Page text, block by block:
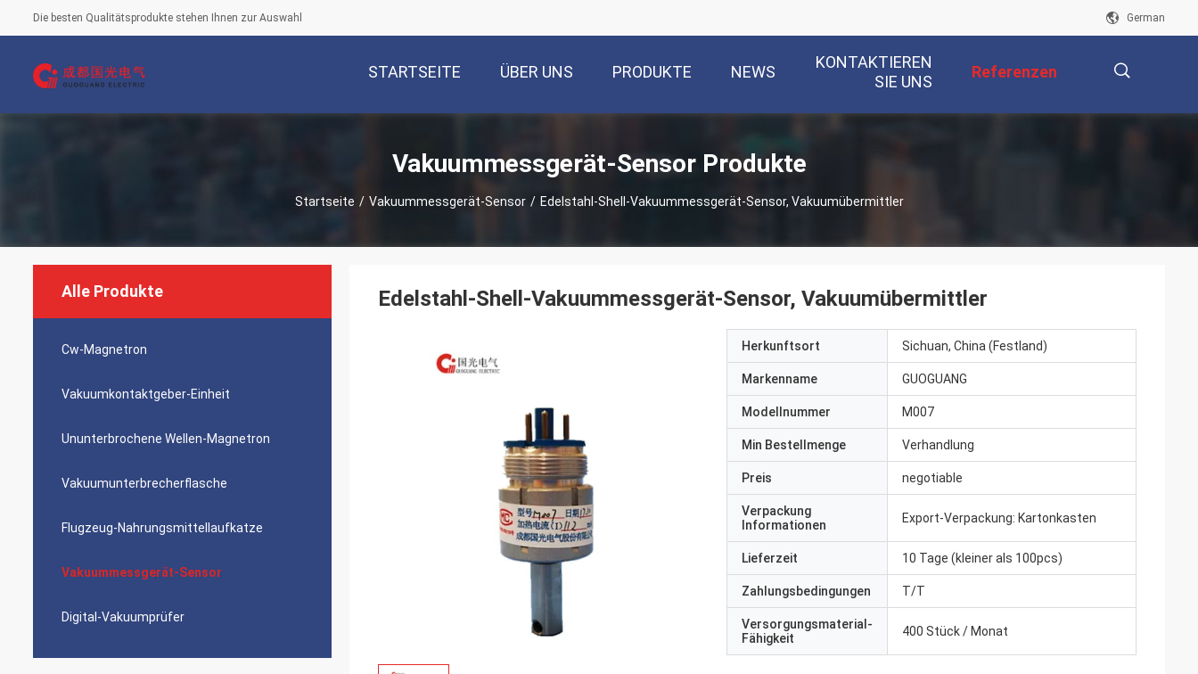
Die besten Qualitätsprodukte stehen Ihnen zur Auswahl German
STARTSEITE ÜBER UNS PRODUKTE NEWS
KONTAKTIEREN
SIE UNS
Referenzen
Vakuummessgerät-Sensor Produkte
Startseite / Vakuummessgerät-Sensor / Edelstahl-Shell-Vakuummessgerät-Sensor, Vakuumübermittler
Alle Produkte
Cw-Magnetron
Vakuumkontaktgeber-Einheit
Ununterbrochene Wellen-Magnetron
Vakuumunterbrecherflasche
Flugzeug-Nahrungsmittellaufkatze
Vakuummessgerät-Sensor
Digital-Vakuumprüfer
Edelstahl-Shell-Vakuummessgerät-Sensor, Vakuumübermittler
Herkunftsort Sichuan, China (Festland)
Markenname GUOGUANG
Modellnummer M007
Min Bestellmenge Verhandlung
Preis negotiable
Verpackung
Informationen
Export-Verpackung: Kartonkasten
Lieferzeit 10 Tage (kleiner als 100pcs)
Zahlungsbedingungen T/T
Versorgungsmaterial-
Fähigkeit
400 Stück / Monat